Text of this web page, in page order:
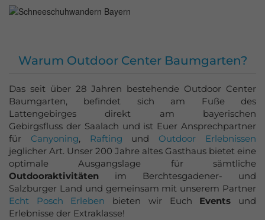
Warum Outdoor Center Baumgarten?
Das seit über 28 Jahren bestehende Outdoor Center
Baumgarten, befindet sich am Fuße des
Lattengebirges direkt am bayerischen
Gebirgsfluss der Saalach und ist Euer Ansprechpartner
für Canyoning, Rafting und Outdoor Erlebnissen
jeglicher Art. Unser 200 Jahre altes Gasthaus bietet eine
optimale Ausgangslage für sämtliche
Outdooraktivitäten im Berchtesgadener- und
Salzburger Land und gemeinsam mit unserem Partner
Echt Posch Erleben bieten wir Euch Events und
Erlebnisse der Extraklasse!